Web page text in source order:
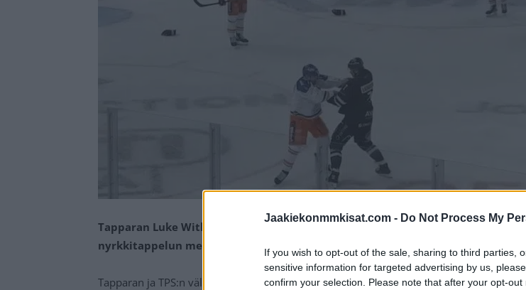
Jaakiekonmmkisat.com - Do Not Process My
If you wish to opt-out of the sale, sharing to third parties,
sensitive information for targeted advertising by us,
confirm your selection. Please note that after your opt-
Tapparan Luke Witkowski ja TPS:n Oliver Lauridsen ottivat toisistaan mittaa
nyrkkitappelun merkeissä.
Tapparan ja TPS:n välisen Liiga-kamppailun toisessa erässä nähtiin todellinen